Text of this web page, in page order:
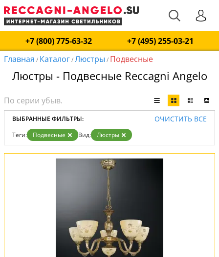
+7 (800) 775-63-32
+7 (495) 255-03-21
Главная / Каталог/Люстры / Подвесные
Люстры - Подвесные Reccagni Angelo
ВЫБРАННЫЕ ФИЛЬТРЫ: ОЧИСТИТЬ ВСЕ
Теги: Подвесные Вид: Люстры